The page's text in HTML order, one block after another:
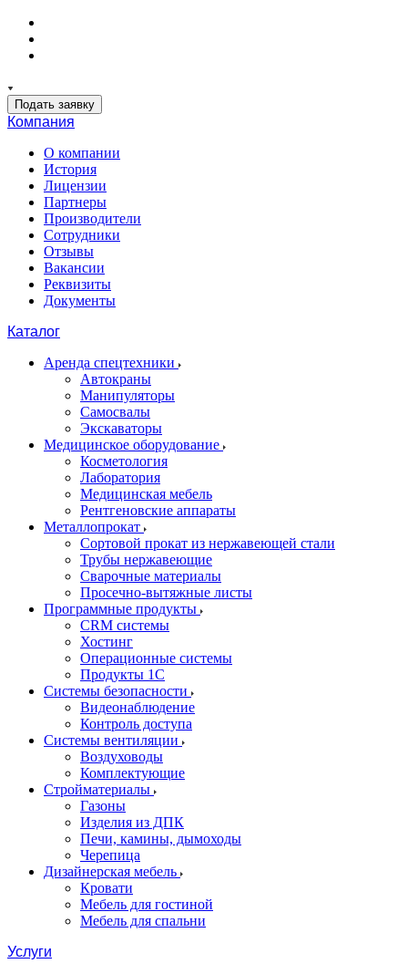
Подать заявку
Компания
О компании
История
Лицензии
Партнеры
Производители
Сотрудники
Отзывы
Вакансии
Реквизиты
Документы
Каталог
Аренда спецтехники
Автокраны
Манипуляторы
Самосвалы
Экскаваторы
Медицинское оборудование
Косметология
Лаборатория
Медицинская мебель
Рентгеновские аппараты
Металлопрокат
Сортовой прокат из нержавеющей стали
Трубы нержавеющие
Сварочные материалы
Просечно-вытяжные листы
Программные продукты
CRM системы
Хостинг
Операционные системы
Продукты 1С
Системы безопасности
Видеонаблюдение
Контроль доступа
Системы вентиляции
Воздуховоды
Комплектующие
Стройматериалы
Газоны
Изделия из ДПК
Печи, камины, дымоходы
Черепица
Дизайнерская мебель
Кровати
Мебель для гостиной
Мебель для спальни
Услуги